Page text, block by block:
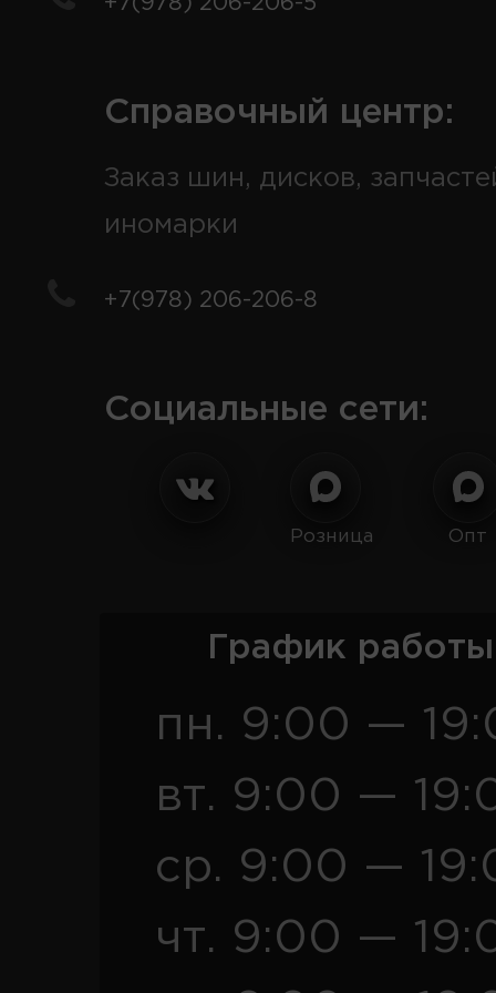
Справочный центр:
Заказ шин, дисков,
иномарки
+7(978) 206-206-8
Социальные сети:
Розница Опт
График
пн. 9:00 —
вт. 9:00 —
ср. 9:00 —
чт. 9:00 —